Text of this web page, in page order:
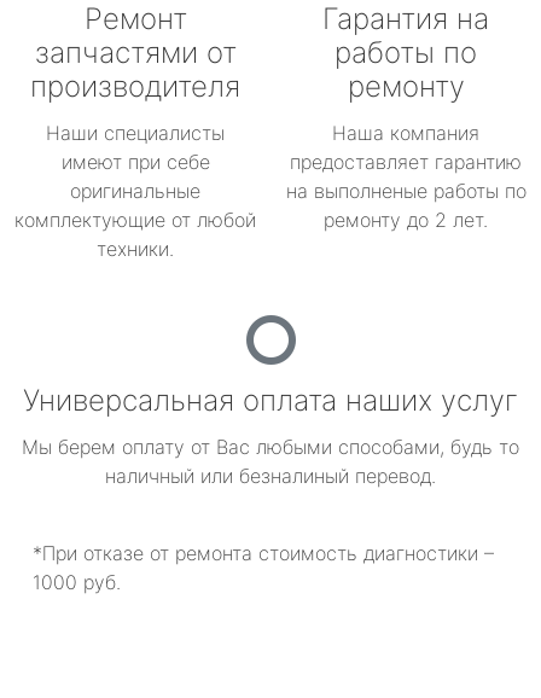
Ремонт
запчастями от
производителя
Наши специалисты
имеют при себе
оригинальные
комплектующие от любой
техники.
Гарантия на
работы по
ремонту
Наша компания
предоставляет гарантию
на выполненые работы по
ремонту до 2 лет.
Универсальная оплата наших услуг
Мы берем оплату от Вас любыми способами, будь то
наличный или безналиный перевод.
*При отказе от ремонта стоимость диагностики –
1000 руб.